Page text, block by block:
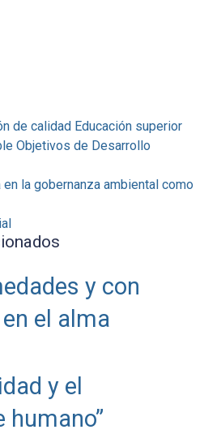
de calidad Educación superior
Objetivos de Desarrollo
en la gobernanza ambiental como
y con
el alma
y el
humano”